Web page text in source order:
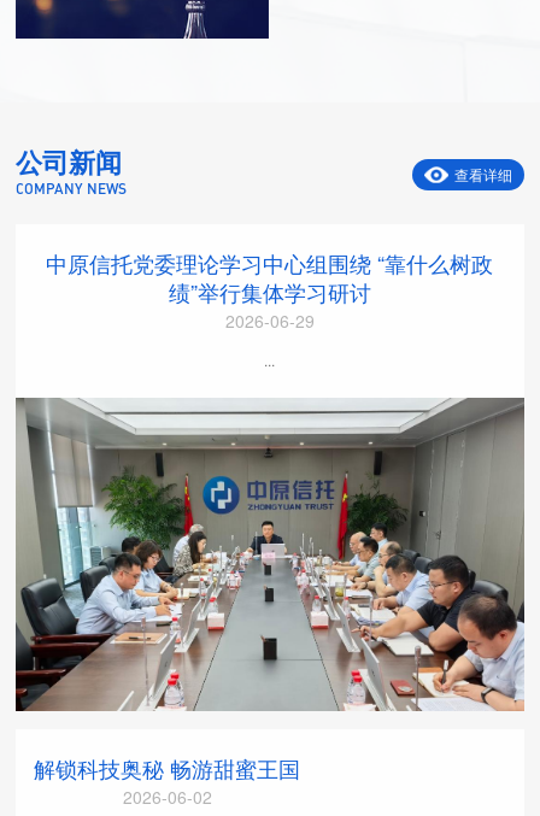
公司新闻
COMPANY NEWS
查看详细
中原信托党委理论学习中心组围绕 “靠什么树政
绩”举行集体学习研讨
2026-06-29
...
解锁科技奥秘 畅游甜蜜王国
2026-06-02